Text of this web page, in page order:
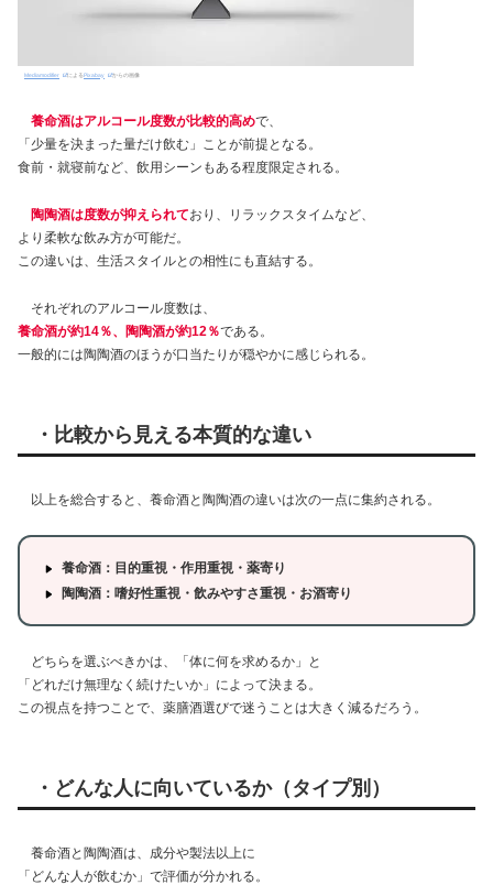
Mediamodifier によるPixabay からの画像
養命酒はアルコール度数が比較的高めで、
「少量を決まった量だけ飲む」ことが前提となる。
食前・就寝前など、飲用シーンもある程度限定される。
陶陶酒は度数が抑えられており、リラックスタイムなど、
より柔軟な飲み方が可能だ。
この違いは、生活スタイルとの相性にも直結する。
それぞれのアルコール度数は、
養命酒が約14％、陶陶酒が約12％である。
一般的には陶陶酒のほうが口当たりが穏やかに感じられる。
・比較から見える本質的な違い
以上を総合すると、養命酒と陶陶酒の違いは次の一点に集約される。
養命酒：目的重視・作用重視・薬寄り
陶陶酒：嗜好性重視・飲みやすさ重視・お酒寄り
どちらを選ぶべきかは、「体に何を求めるか」と
「どれだけ無理なく続けたいか」によって決まる。
この視点を持つことで、薬膳酒選びで迷うことは大きく減るだろう。
・どんな人に向いているか（タイプ別）
養命酒と陶陶酒は、成分や製法以上に
「どんな人が飲むか」で評価が分かれる。